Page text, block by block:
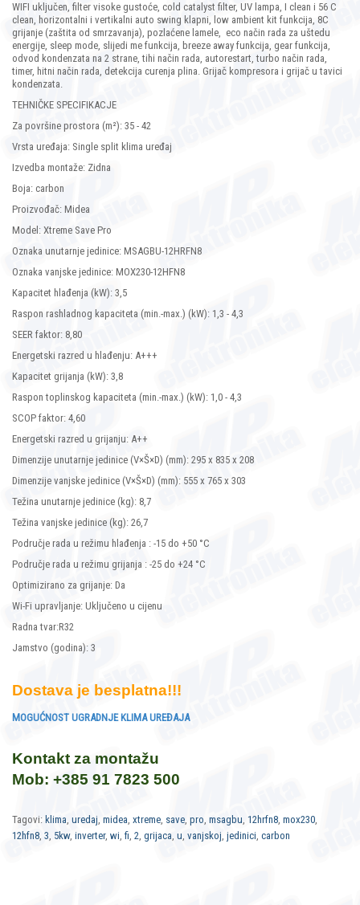
WIFI uključen, filter visoke gustoće, cold catalyst filter, UV lampa, I clean i 56 C
clean, horizontalni i vertikalni auto swing klapni, low ambient kit funkcija, 8C
grijanje (zaštita od smrzavanja), pozlaćene lamele, eco način rada za uštedu
energije, sleep mode, slijedi me funkcija, breeze away funkcija, gear funkcija,
odvod kondenzata na 2 strane, tihi način rada, autorestart, turbo način rada,
timer, hitni način rada, detekcija curenja plina. Grijač kompresora i grijač u tavici
kondenzata.
TEHNIČKE SPECIFIKACJE
Za površine prostora (m²): 35 - 42
Vrsta uređaja: Single split klima uređaj
Izvedba montaže: Zidna
Boja: carbon
Proizvođač: Midea
Model: Xtreme Save Pro
Oznaka unutarnje jedinice: MSAGBU-12HRFN8
Oznaka vanjske jedinice: MOX230-12HFN8
Kapacitet hlađenja (kW): 3,5
Raspon rashladnog kapaciteta (min.-max.) (kW): 1,3 - 4,3
SEER faktor: 8,80
Energetski razred u hlađenju: A+++
Kapacitet grijanja (kW): 3,8
Raspon toplinskog kapaciteta (min.-max.) (kW): 1,0 - 4,3
SCOP faktor: 4,60
Energetski razred u grijanju: A++
Dimenzije unutarnje jedinice (V×Š×D) (mm): 295 x 835 x 208
Dimenzije vanjske jedinice (V×Š×D) (mm): 555 x 765 x 303
Težina unutarnje jedinice (kg): 8,7
Težina vanjske jedinice (kg): 26,7
Područje rada u režimu hlađenja : -15 do +50 °C
Područje rada u režimu grijanja : -25 do +24 °C
Optimizirano za grijanje: Da
Wi-Fi upravljanje: Uključeno u cijenu
Radna tvar:R32
Jamstvo (godina): 3
Dostava je besplatna!!!
MOGUĆNOST UGRADNJE KLIMA UREĐAJA
Kontakt za montažu
Mob: +385 91 7823 500
Tagovi: klima, uredaj, midea, xtreme, save, pro, msagbu, 12hrfn8, mox230,
12hfn8, 3, 5kw, inverter, wi, fi, 2, grijaca, u, vanjskoj, jedinici, carbon